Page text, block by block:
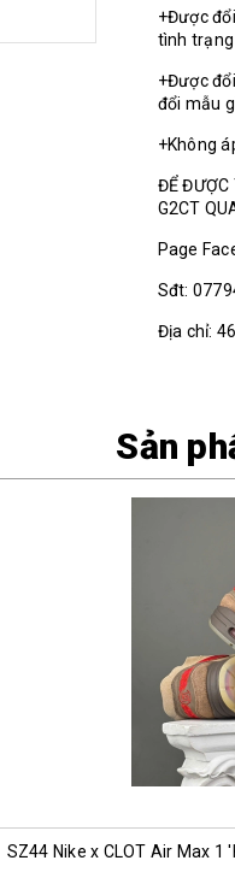
+Được
tình trạng
+Được
đổi mẫu
+Không
ĐỂ ĐƯỢC
G2CT
Page
Sđt:
Địa chỉ:
Sản
SZ44 Nike x CLOT Air Max 1